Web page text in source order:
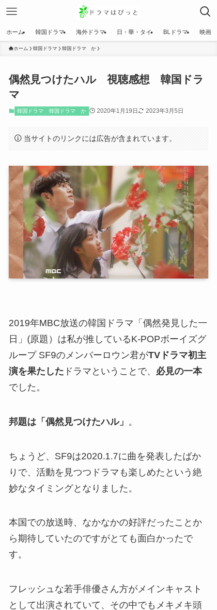
ホーム 韓国ドラマ 海外ドラマ 日・華・タイ BLドラマ 映画
ホーム 韓国ドラマ 韓国ドラマ か
偶然見つけたハル 視聴感想 韓国ドラ
マ
韓国ドラマ 韓国ドラマ か 2020年1月19日 2023年3月5日
当サイトのリンクには広告が含まれています。
2019年MBC放送の韓国ドラマ「偶然発見した一
日」(原題）は私が推しているK-POPボーイズグ
ループ SF9のメンバーロウン君がTVドラマ初主
演を果たした ドラマということで、 必見の一本
でした。
邦題は「偶然見つけたハル」 。
ちょうど、SF9は2020.1.7に曲を発表したばか
りで、活動を見つつドラマも楽しめたという絶
妙なタイミングとなりました。
本国での放送時、なかなかの好評だったことか
ら期待していたのですがとても面白かったで
す。
フレッシュな若手俳優さん方がメインキャスト
として出演されていて、その中でも メキメキ頭